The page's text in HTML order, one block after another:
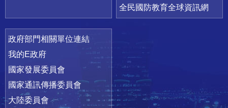
全民國防教育全球資訊網
政府部門相關單位連結
我的E政府
國家發展委員會
國家通訊傳播委員會
大陸委員會